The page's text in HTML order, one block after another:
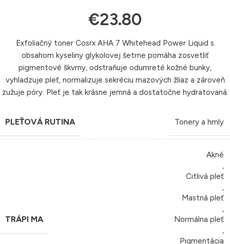
€23.80
Exfoliačný toner Cosrx AHA 7 Whitehead Power Liquid s
obsahom kyseliny glykolovej šetrne pomáha zosvetliť
pigmentové škvrny, odstraňuje odumreté kožné bunky,
vyhladzuje pleť, normalizuje sekréciu mazových žliaz a zároveň
zužuje póry. Pleť je tak krásne jemná a dostatočne hydratovaná.
PLEŤOVÁ RUTINA Tonery a hmly
TRÁPI MA
Akné
,
Citlivá pleť
,
Mastná pleť
,
Normálna pleť
,
Pigmentácia